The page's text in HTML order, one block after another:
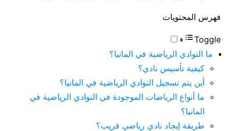
فهرس المحتويات
Toggle
ما النوادي الرياضية في المانيا؟
كيفية تأسيس نادي؟
أين يتم تسجيل النوادي الرياضية في المانيا؟
ما أنواع الرياضات الموجودة في النوادي الرياضية في
المانيا؟
طريقة إيجاد نادي رياضي قريب؟